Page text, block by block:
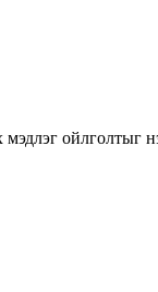
ойлголтыг